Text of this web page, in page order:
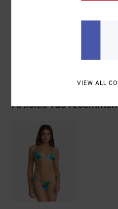
Articles vus
VIEW ALL